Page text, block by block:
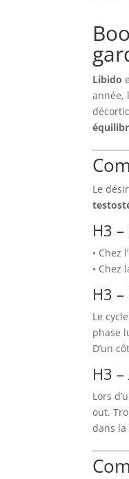
Libido
année,
Le
H3
• Chez
•
H3
Le
phase
D’un
H3
Lors
out.
dans